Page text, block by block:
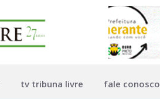
tv tribuna livre fale conosco